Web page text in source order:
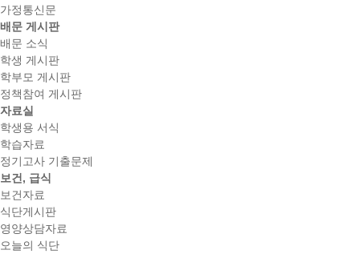
가정통신문
배문 게시판
배문 소식
학생 게시판
학부모 게시판
정책참여 게시판
자료실
학생용 서식
학습자료
정기고사 기출문제
보건, 급식
보건자료
식단게시판
영양상담자료
오늘의 식단